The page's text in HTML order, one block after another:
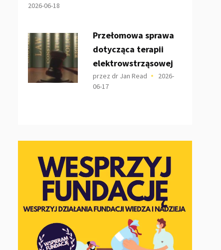
2026-06-18
Przełomowa sprawa
dotycząca terapii
elektrowstrząsowej
przez dr Jan Read
2026-
06-17